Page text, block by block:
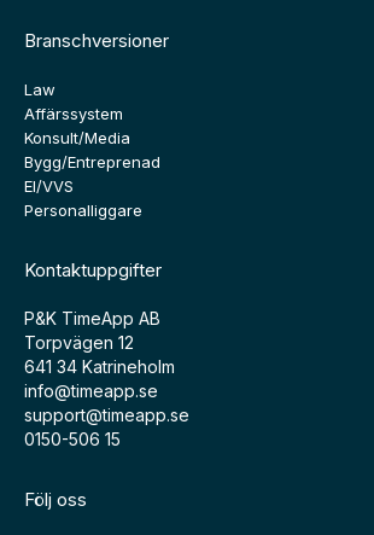
Branschversioner
Law
Affärssystem
Konsult/Media
Bygg/Entreprenad
El/VVS
Personalliggare
Kontaktuppgifter
P&K TimeApp AB
Torpvägen 12
641 34 Katrineholm
info@timeapp.se
support@timeapp.se
0150-506 15
Följ oss